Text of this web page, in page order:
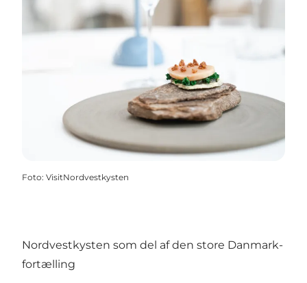
Foto: VisitNordvestkysten
Nordvestkysten som del af den store Danmark-
fortælling